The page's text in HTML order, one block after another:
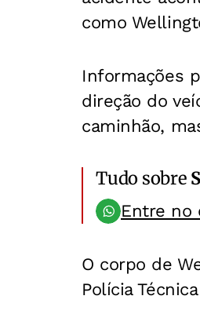
como
Informações
direção do
caminhão,
Tudo sobre
Entre no
O corpo de
Polícia